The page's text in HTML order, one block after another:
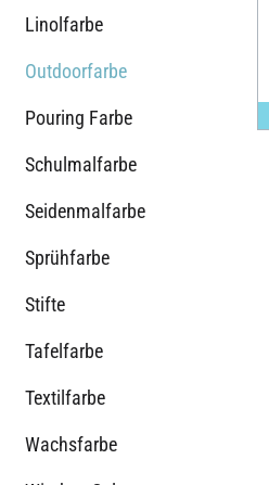
Linolfarbe
Outdoorfarbe
Pouring Farbe
Schulmalfarbe
Seidenmalfarbe
Sprühfarbe
Stifte
Tafelfarbe
Textilfarbe
Wachsfarbe